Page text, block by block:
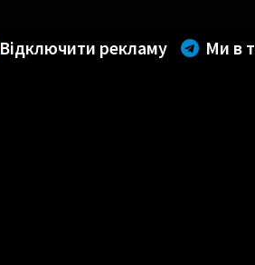
Відключити рекламу Ми в